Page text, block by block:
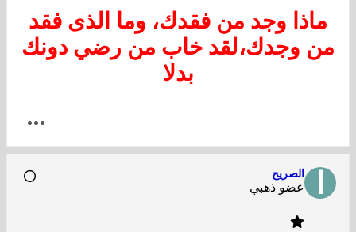
ماذا وجد من فقدك، وما الذى فقد
من وجدك،لقد خاب من رضي دونك
بدلا
الصريح
عضو ذهبي